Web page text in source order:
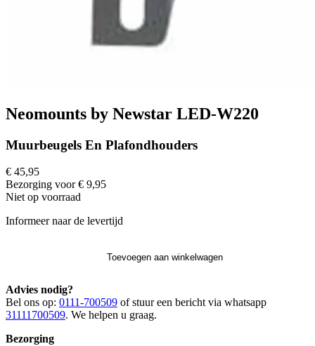
Neomounts by Newstar LED-W220
Muurbeugels En Plafondhouders
€ 45,95
Bezorging voor € 9,95
Niet op voorraad
Informeer naar de levertijd
Toevoegen aan winkelwagen
Advies nodig?
Bel ons op: 0111-700509 of stuur een bericht via whatsapp
31111700509. We helpen u graag.
Bezorging